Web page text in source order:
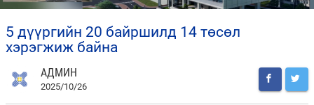
5 дүүргийн 20 байршилд 14 төсөл
хэрэгжиж байна
АДМИН
2025/10/26